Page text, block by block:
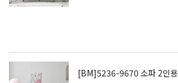
[BM]5236-9670 소파 2인용